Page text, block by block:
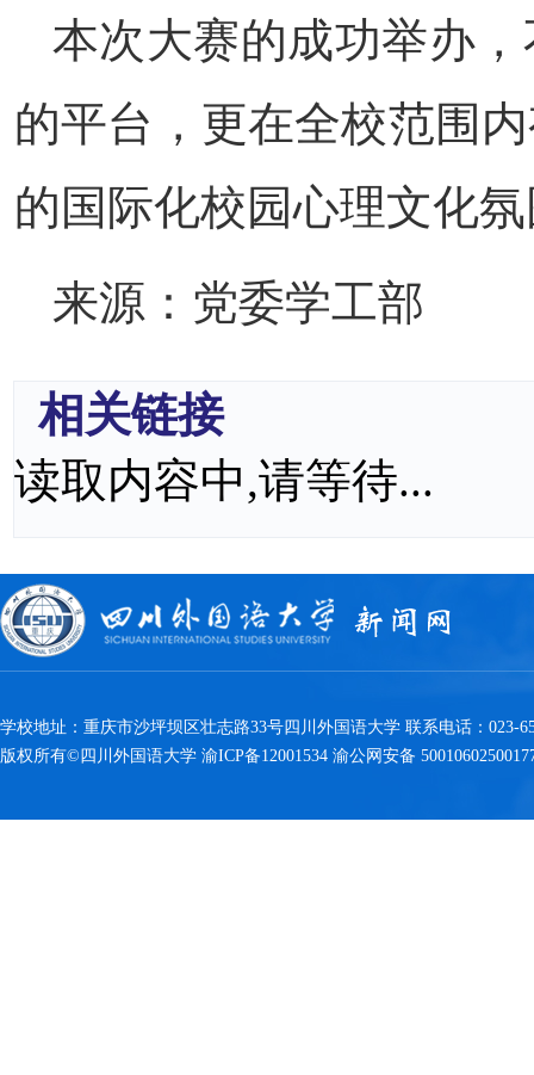
本次大赛的成功举办
的平台，更在全校范围
的国际化校园心理文化
来源：党委学工部
相关链接
读取内容中,请等待...
学校地址：重庆市沙坪坝区壮志路33号四川外国语大学 联系电话：023-
版权所有©四川外国语大学 渝ICP备12001534 渝公网安备